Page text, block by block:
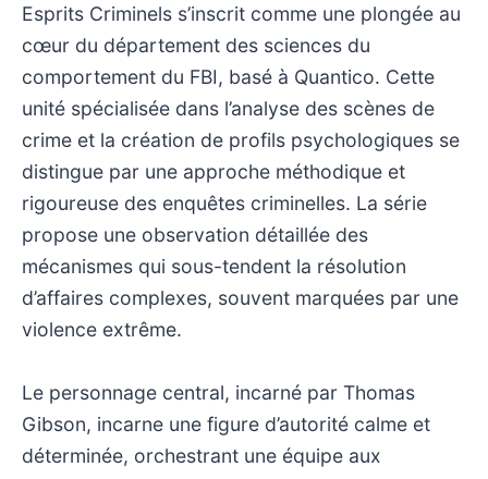
Esprits Criminels s’inscrit comme une plongée au
cœur du département des sciences du
comportement du FBI, basé à Quantico. Cette
unité spécialisée dans l’analyse des scènes de
crime et la création de profils psychologiques se
distingue par une approche méthodique et
rigoureuse des enquêtes criminelles. La série
propose une observation détaillée des
mécanismes qui sous-tendent la résolution
d’affaires complexes, souvent marquées par une
violence extrême.
Le personnage central, incarné par Thomas
Gibson, incarne une figure d’autorité calme et
déterminée, orchestrant une équipe aux